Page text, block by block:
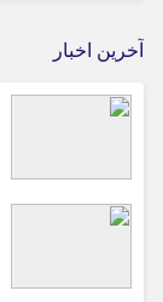
آخرین اخبار